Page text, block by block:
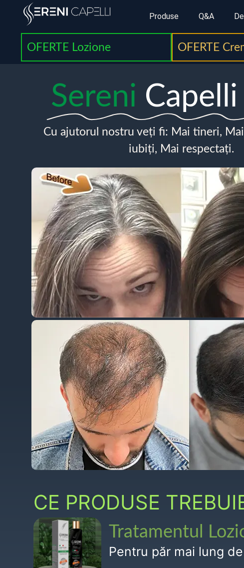
Produse Q&A
OFERTE Lozione OFERTE
Sereni Capelli
Cu ajutorul nostru veți fi: Mai tineri,
iubiți, Mai respectați.
CE PRODUSE
Tratamentul
Pentru păr mai lung